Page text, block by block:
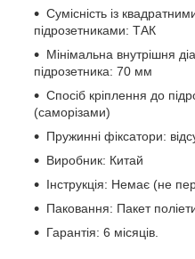
Сумісність із
підрозетниками: ТАК
Мінімальна внутрішня
підрозетника: 70 мм
Спосіб кріплення до
(саморізами)
Пружинні фіксатори:
Виробник: Китай
Інструкція: Немає (не
Паковання: Пакет
Гарантія: 6 місяців.